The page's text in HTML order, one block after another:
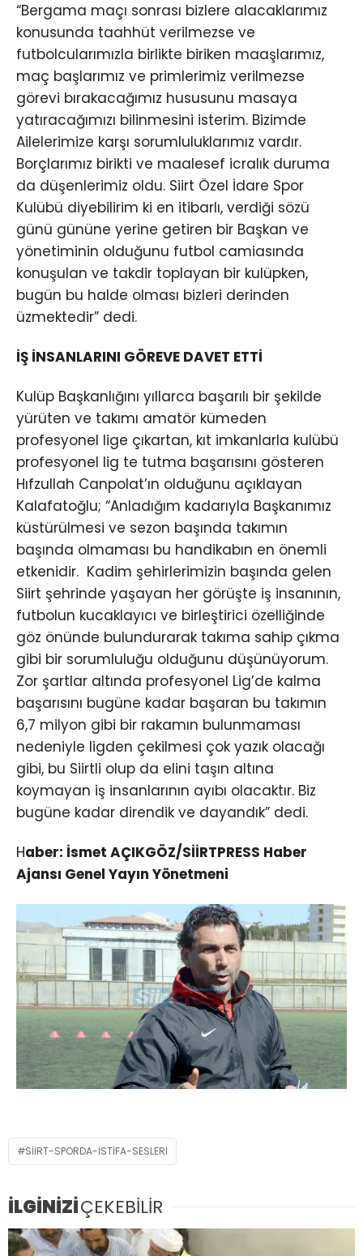
“Bergama maçı sonrası bizlere alacaklarımız
konusunda taahhüt verilmezse ve
futbolcularımızla birlikte biriken maaşlarımız,
maç başlarımız ve primlerimiz verilmezse
görevi bırakacağımız hususunu masaya
yatıracağımızı bilinmesini isterim. Bizimde
Ailelerimize karşı sorumluluklarımız vardır.
Borçlarımız birikti ve maalesef icralık duruma
da düşenlerimiz oldu. Siirt Özel İdare Spor
Kulübü diyebilirim ki en itibarlı, verdiği sözü
günü gününe yerine getiren bir Başkan ve
yönetiminin olduğunu futbol camiasında
konuşulan ve takdir toplayan bir kulüpken,
bugün bu halde olması bizleri derinden
üzmektedir” dedi.
İŞ İNSANLARINI GÖREVE DAVET ETTİ
Kulüp Başkanlığını yıllarca başarılı bir şekilde
yürüten ve takımı amatör kümeden
profesyonel lige çıkartan, kıt imkanlarla kulübü
profesyonel lig te tutma başarısını gösteren
Hıfzullah Canpolat’ın olduğunu açıklayan
Kalafatoğlu; “Anladığım kadarıyla Başkanımız
küstürülmesi ve sezon başında takımın
başında olmaması bu handikabın en önemli
etkenidir. Kadim şehirlerimizin başında gelen
Siirt şehrinde yaşayan her görüşte iş insanının,
futbolun kucaklayıcı ve birleştirici özelliğinde
göz önünde bulundurarak takıma sahip çıkma
gibi bir sorumluluğu olduğunu düşünüyorum.
Zor şartlar altında profesyonel Lig’de kalma
başarısını bugüne kadar başaran bu takımın
6,7 milyon gibi bir rakamın bulunmaması
nedeniyle ligden çekilmesi çok yazık olacağı
gibi, bu Siirtli olup da elini taşın altına
koymayan iş insanlarının ayıbı olacaktır. Biz
bugüne kadar direndik ve dayandık” dedi.
Haber: İsmet AÇIKGÖZ/SİİRTPRESS Haber
Ajansı Genel Yayın Yönetmeni
SIIRT-SPORDA-ISTIFA-SESLERI
İLGİNİZİÇEKEBİLİR